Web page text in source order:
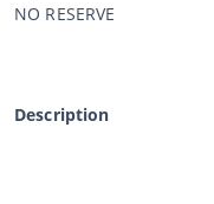
NO RESERVE
Description